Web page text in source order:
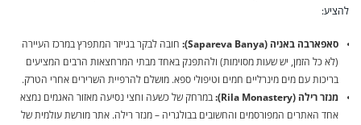
להציע:
סאפארבה באניה (Sapareva Banya):
חובה לבקר בגייזר המתפרץ במרכז העיירה
(לא כל הזמן, יש שעות מסוימות) ולהתפנק באחד מבתי המרחצאות הרבים המציעים
בריכות עם מים מינרליים חמים וטיפולי ספא. מושלם להרפיית השרירים אחרי הטרק.
מנזר רילה (Rila Monastery):
במרחק של כשעה וחצי נסיעה מאזור האגמים נמצא
אחד האתרים המפורסמים והחשובים בבולגריה – מנזר רילה. אתר מורשת עולמית של